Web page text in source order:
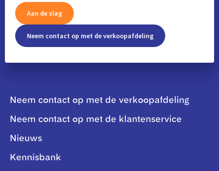
Aan de slag
Neem contact op met de verkoopafdeling
Neem contact op met de verkoopafdeling
Neem contact op met de klantenservice
Nieuws
Kennisbank